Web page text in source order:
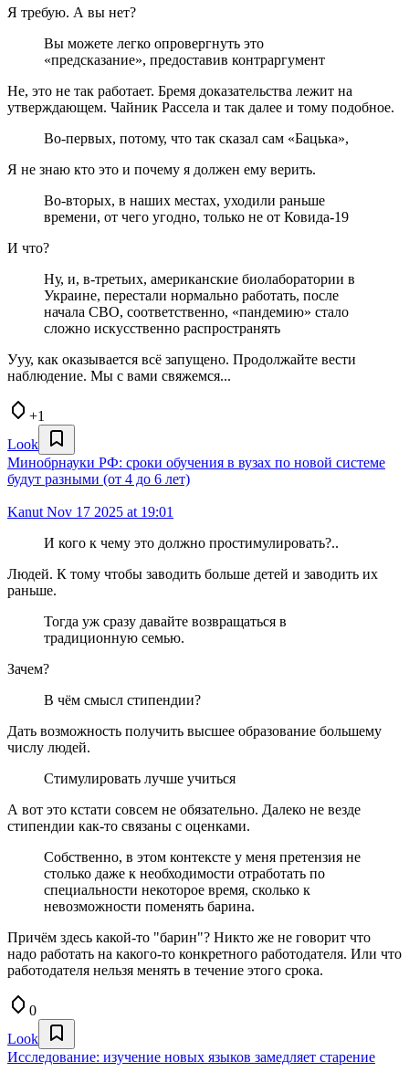
Я требую. А вы нет?
Вы можете легко опровергнуть это
«предсказание», предоставив контраргумент
Не, это не так работает. Бремя доказательства лежит на
утверждающем. Чайник Рассела и так далее и тому подобное.
Во-первых, потому, что так сказал сам «Бацька»,
Я не знаю кто это и почему я должен ему верить.
Во-вторых, в наших местах, уходили раньше
времени, от чего угодно, только не от Ковида-19
И что?
Ну, и, в-третьих, американские биолаборатории в
Украине, перестали нормально работать, после
начала СВО, соответственно, «пандемию» стало
сложно искусственно распространять
Ууу, как оказывается всё запущено. Продолжайте вести
наблюдение. Мы с вами свяжемся...
+1
Look
Минобрнауки РФ: сроки обучения в вузах по новой системе
будут разными (от 4 до 6 лет)
Kanut Nov 17 2025 at 19:01
И кого к чему это должно простимулировать?..
Людей. К тому чтобы заводить больше детей и заводить их
раньше.
Тогда уж сразу давайте возвращаться в
традиционную семью.
Зачем?
В чём смысл стипендии?
Дать возможность получить высшее образование большему
числу людей.
Стимулировать лучше учиться
А вот это кстати совсем не обязательно. Далеко не везде
стипендии как-то связаны с оценками.
Собственно, в этом контексте у меня претензия не
столько даже к необходимости отработать по
специальности некоторое время, сколько к
невозможности поменять барина.
Причём здесь какой-то "барин"? Никто же не говорит что
надо работать на какого-то конкретного работодателя. Или что
работодателя нельзя менять в течение этого срока.
0
Look
Исследование: изучение новых языков замедляет старение